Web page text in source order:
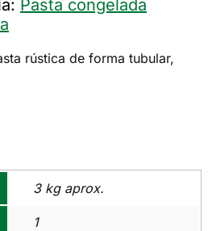
Pasta congelada
rústica de forma tubular,
3 kg aprox.
1